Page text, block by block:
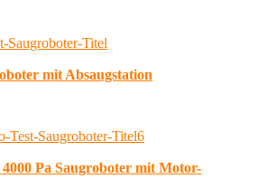
mit Absaugstation
Pa Saugroboter mit Motor-